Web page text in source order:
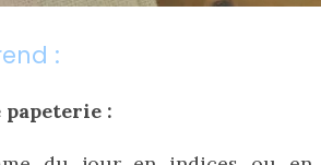
:
papeterie :